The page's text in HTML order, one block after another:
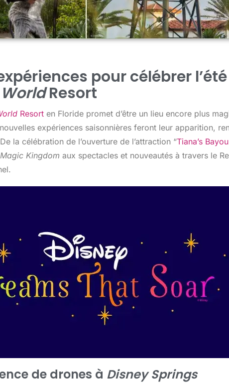
pour célébrer
Resort
Resort en Floride promet d’être un lieu encore plus
expériences saisonnières feront leur apparition,
la célébration de l’ouverture de l’attraction “Tiana’s Bayou
Magic Kingdom aux spectacles et nouveautés à travers le
de drones à Disney Springs